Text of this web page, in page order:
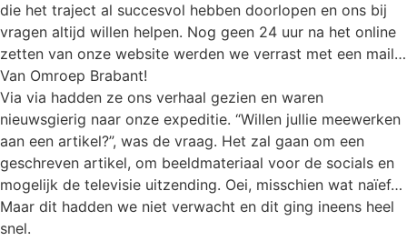
die het traject al succesvol hebben doorlopen en ons bij
vragen altijd willen helpen. Nog geen 24 uur na het online
zetten van onze website werden we verrast met een mail…
Van Omroep Brabant!
Via via hadden ze ons verhaal gezien en waren
nieuwsgierig naar onze expeditie. “Willen jullie meewerken
aan een artikel?”, was de vraag. Het zal gaan om een
geschreven artikel, om beeldmateriaal voor de socials en
mogelijk de televisie uitzending. Oei, misschien wat naïef…
Maar dit hadden we niet verwacht en dit ging ineens heel
snel.